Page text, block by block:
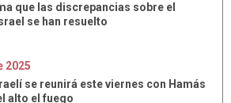
que las discrepancias sobre el
se han resuelto
2025
se reunirá este viernes con Hamás
alto el fuego